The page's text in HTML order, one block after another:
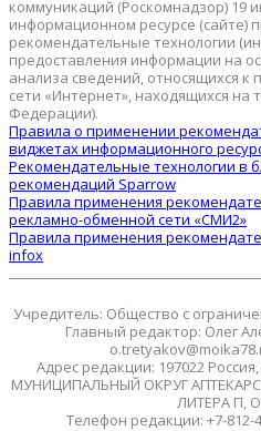
коммуникаций (Роскомнадзор) 19
информационном ресурсе (сайте)
рекомендательные технологии
предоставления информации на
анализа сведений, относящихся
сети «Интернет», находящихся на
Федерации).
Правила о применении
виджетах информационного
Рекомендательные технологии в
рекомендаций Sparrow
Правила применения
рекламно-обменной сети «СМИ2»
Правила применения
infox
Учредитель: Общество с
Главный редактор: Олег
Адрес редакции: 197022
МУНИЦИПАЛЬНЫЙ ОКРУГ
ЛИТЕРА П,
Телефон редакции: +7-812-